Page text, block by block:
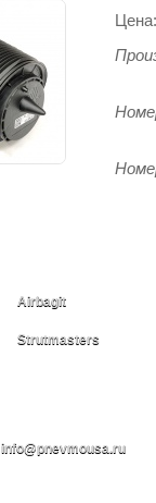
Цена:
Airbagit
Strutmasters
info@pnevmousa.ru